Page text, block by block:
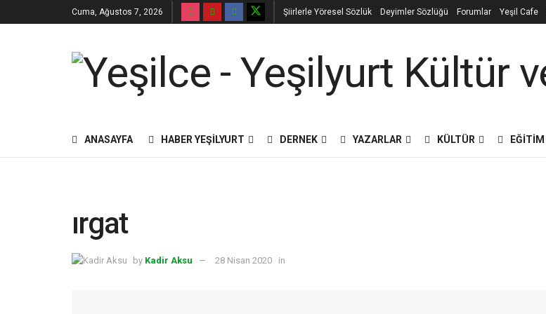
Cuma, Ağustos 7, 2026 Şiirlerle Yöresel Sözlük Deyimler Sözlüğü Forumlar Yeşil Cafe
ANASAYFA HABER YEŞILYURT DERNEK YAZARLAR KÜLTÜR EĞITIM
ırgat
by Kadir Aksu 28 Nisan 2020 in